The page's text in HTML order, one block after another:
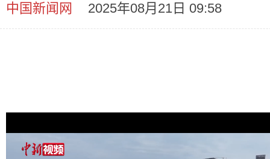
中国新闻网 2025年08月21日 09:58